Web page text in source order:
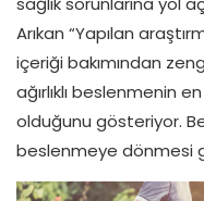
Arıkan “Yapılan
içeriği bakımından
ağırlıklı beslenmenin
olduğunu gösteriyor.
beslenmeye dönmesi